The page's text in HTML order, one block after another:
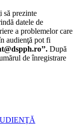
să prezinte
datele de
a problemelor care
audienţă pot fi
După
de înregistrare